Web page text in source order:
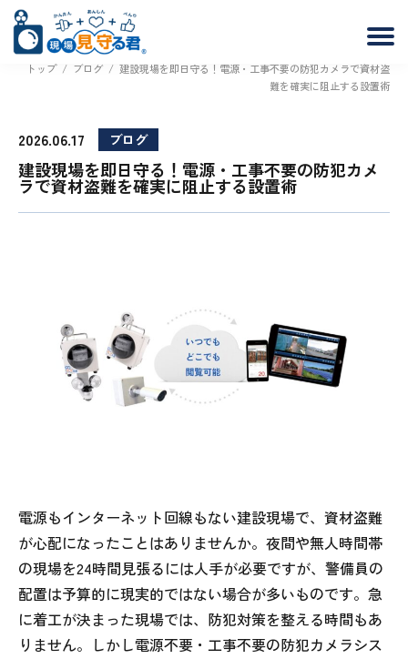
トップ / ブログ / 建設現場を即日守る！電源・工事不要の防犯カメラで資材盗
難を確実に阻止する設置術
2026.06.17 ブログ
建設現場を即日守る！電源・工事不要の防犯カメ
ラで資材盗難を確実に阻止する設置術
電源もインターネット回線もない建設現場で、資材盗難
が心配になったことはありませんか。夜間や無人時間帯
の現場を24時間見張るには人手が必要ですが、警備員の
配置は予算的に現実的ではない場合が多いものです。急
に着工が決まった現場では、防犯対策を整える時間もあ
りません。しかし電源不要・工事不要の防犯カメラシス